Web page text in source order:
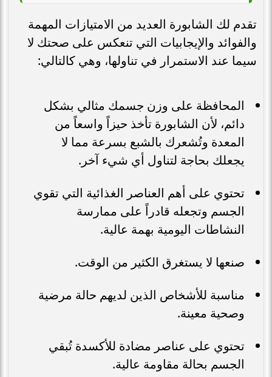
تقدم لك الشابورة العديد من الامتيازات المهمة
والفوائد والإيجابيات التي تنعكس على صحتك لا
سيما عند الاستمرار في تناولها، وهي كالتالي:
المحافظة على وزن جسمك مثالي بشكل
دائم، لأن الشابورة تأخذ حيزاً واسعاً من
المعدة وتُشعرك بالشبع بسرعة مما لا
يجعلك بحاجة لتناول أي شيء آخر.
تحتوي على أهم العناصر الغذائية التي تقوي
الجسم وتجعله قادراً على ممارسة
النشاطات اليومية بهمة عالية.
صنعها لا يستغرق الكثير من الوقت.
مناسبة للأشخاص الذين لديهم حالة مرضية
وصحية معينة.
تحتوي على عناصر مضادة للأكسدة تُبقي
الجسم بحالة مقاومة عالية.